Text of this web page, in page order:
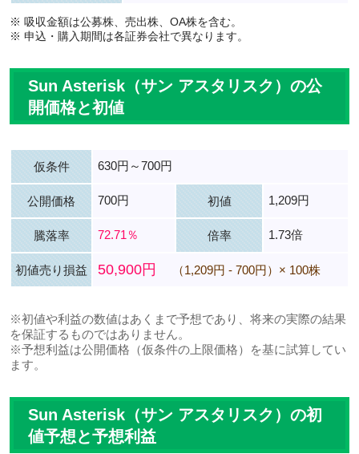
※ 吸収金額は公募株、売出株、OA株を含む。
※ 申込・購入期間は各証券会社で異なります。
Sun Asterisk（サン アスタリスク）の公
開価格と初値
仮条件 630円～700円
公開価格 700円 初値 1,209円
騰落率 72.71％ 倍率 1.73倍
初値売り損益 50,900円 （1,209円 - 700円）× 100株
※初値や利益の数値はあくまで予想であり、将来の実際の結果
を保証するものではありません。
※予想利益は公開価格（仮条件の上限価格）を基に試算してい
ます。
Sun Asterisk（サン アスタリスク）の初
値予想と予想利益